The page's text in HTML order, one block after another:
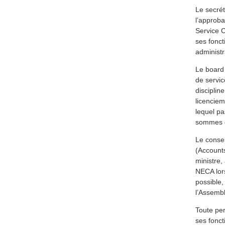
Le
Service
ses
Le
de
lequel
sommes
Le
ministre,
NECA
Toute
ses